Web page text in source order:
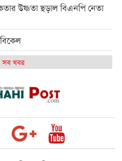
উষ্ণতা ছড়াল বিএনপি নেতা
মধ্যবিত্তরা
ও পুরস্কার বিতরণ
শাখাওয়াত পেলেন স্টার
সুরক্ষায় নাওযাত্রা
সব খবর